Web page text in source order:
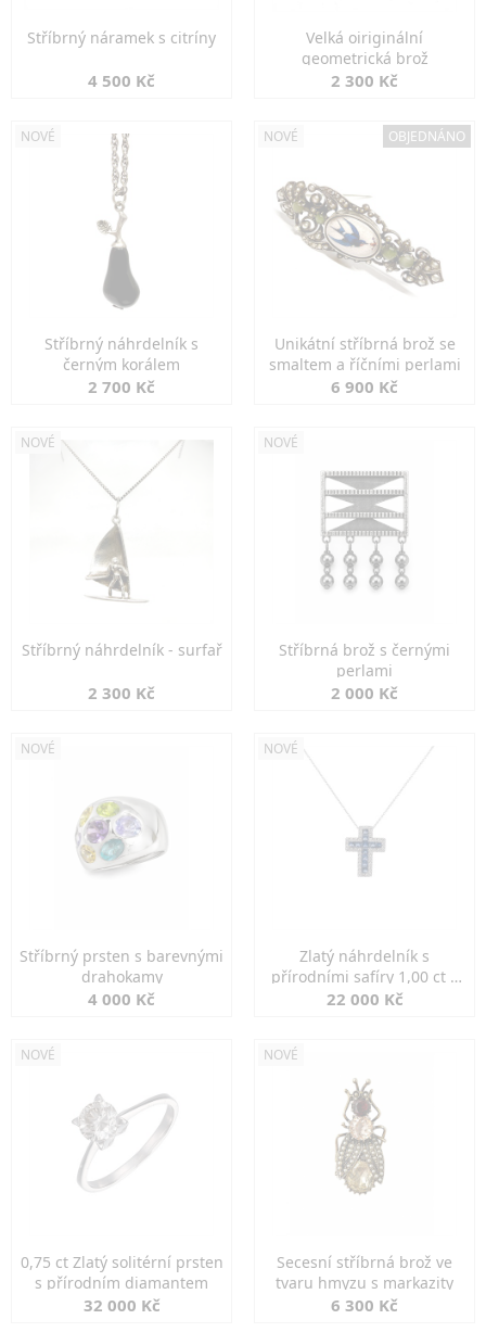
Stříbrný náramek s citríny
4 500 Kč
Velká oiriginální
geometrická brož
2 300 Kč
NOVÉ
Stříbrný náhrdelník s
černým korálem
2 700 Kč
NOVÉ OBJEDNÁNO
Unikátní stříbrná brož se
smaltem a říčními perlami
6 900 Kč
NOVÉ
Stříbrný náhrdelník - surfař
2 300 Kč
NOVÉ
Stříbrná brož s černými
perlami
2 000 Kč
NOVÉ
Stříbrný prsten s barevnými
drahokamy
4 000 Kč
NOVÉ
Zlatý náhrdelník s
přírodními safíry 1,00 ct a
diamanty
22 000 Kč
NOVÉ
0,75 ct Zlatý solitérní prsten
s přírodním diamantem
32 000 Kč
NOVÉ
Secesní stříbrná brož ve
tvaru hmyzu s markazity
6 300 Kč